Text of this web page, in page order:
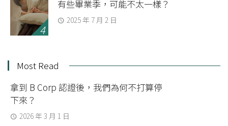
有些畢業季，可能不太一樣？
2025 年 7 月 2 日
Most Read
拿到 B Corp 認證後，我們為何不打算停
下來？
2026 年 3 月 1 日